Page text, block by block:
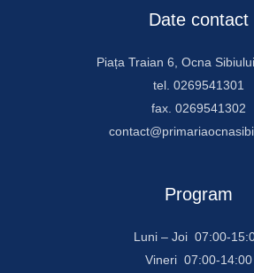
Date contact
Piața Traian 6, Ocna
tel. 0269541301
fax. 0269541302
Program
Luni – Joi 07:00-
Vineri 07:00-14:00